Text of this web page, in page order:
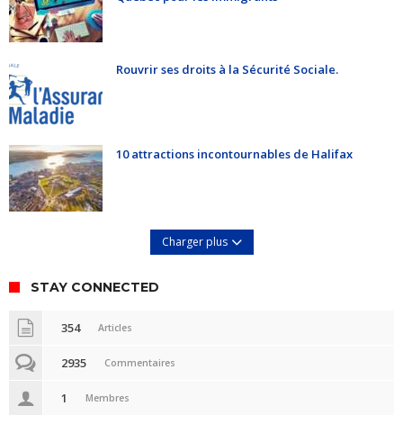
Rouvrir ses droits à la Sécurité Sociale.
10 attractions incontournables de Halifax
Charger plus
STAY CONNECTED
354 Articles
2935 Commentaires
1 Membres